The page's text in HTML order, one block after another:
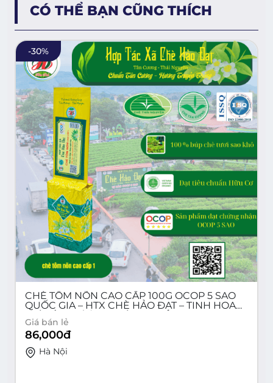
CÓ THỂ BẠN CŨNG THÍCH
-30%
CHÈ TÔM NÕN CAO CẤP 100G OCOP 5 SAO
QUỐC GIA – HTX CHÈ HẢO ĐẠT – TINH HOA
TRÀ TÂN CƯƠNG THÁI NGUYÊN
Giá bán lẻ
86,000đ
Hà Nội